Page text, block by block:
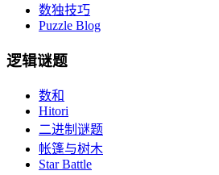
数独技巧
Puzzle Blog
逻辑谜题
数和
Hitori
二进制谜题
帐篷与树木
Star Battle